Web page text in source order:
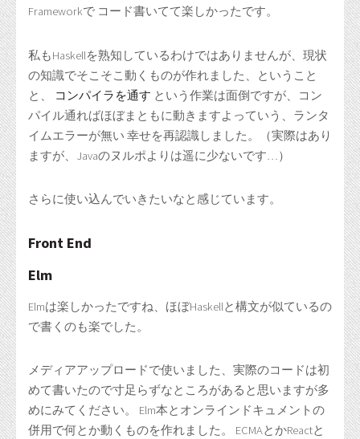
Frameworkで コード書いてて楽しかったです。
私もHaskellを熟知しているわけではありませんが、現状
の知識でそこそこ動くものが作れました、ということ
と、
コンパイラを通す という作業は面倒ですが、コン
パイル通ればほぼまともに動きますよっていう、ランタ
イムエラーが無い 幸せを再認識しました。（実際はあり
ますが、Javaのヌルポよりは遥に少ないです…）
さらに使い込んでいきたいなと感じています。
Front End
Elm
Elmは楽しかったですね、ほぼHaskellと構文が似ているの
で書くのも楽でした。
メディアアップロードで使いました、実際のコードは初
めて書いたので寸足らずなところがあると思いますが多
めにみてください。 Elm本とオンラインドキュメントの
併用で何とか動くものを作れました。 ECMAとかReactと